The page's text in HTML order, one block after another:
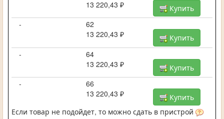
13 220,43 ₽
Купить
-
62
13 220,43 ₽
Купить
-
64
13 220,43 ₽
Купить
-
66
13 220,43 ₽
Купить
Если товар не подойдет, то можно сдать в пристрой